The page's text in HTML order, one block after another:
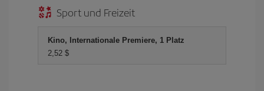
Sport und Freizeit
Kino, Internationale Premiere, 1 Platz
2,52 $